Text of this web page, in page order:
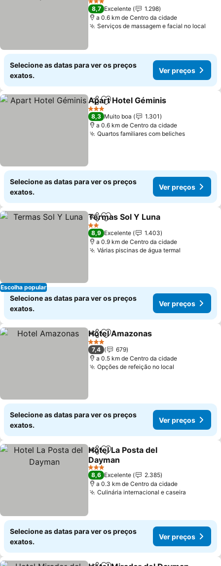
3 Estrelas
8,7 Excelente
1.298
a 0.6 km de Centro da cidade
Serviços de massagem e facial no local
Selecione as datas para ver os preços
exatos.
Ver preços
PartilharAdicionar aos favoritos
Apart Hotel Géminis
3 Estrelas
8,3 Muito boa
1.301
a 0.6 km de Centro da cidade
Quartos familiares com beliches
Selecione as datas para ver os preços
exatos.
Ver preços
Escolha popular
PartilharAdicionar aos favoritos
Termas Sol Y Luna
2 Estrelas
8,9 Excelente
1.403
a 0.9 km de Centro da cidade
Várias piscinas de água termal
Selecione as datas para ver os preços
exatos.
Ver preços
PartilharAdicionar aos favoritos
Hotel Amazonas
3 Estrelas
7,4
679
a 0.5 km de Centro da cidade
Opções de refeição no local
Selecione as datas para ver os preços
exatos.
Ver preços
PartilharAdicionar aos favoritos
Hotel La Posta del
Dayman
3 Estrelas
8,6 Excelente
2.385
a 0.3 km de Centro da cidade
Culinária internacional e caseira
Selecione as datas para ver os preços
exatos.
Ver preços